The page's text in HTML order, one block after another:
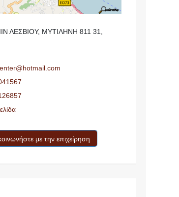
ΛΕΣΒΙΟΥ, ΜΥΤΙΛΗΝΗ 811 31,
με την επιχείρηση